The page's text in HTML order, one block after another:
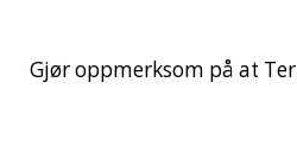
Gjør oppmerksom på at